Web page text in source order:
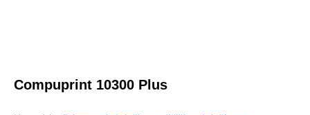
Compuprint 10300 Plus